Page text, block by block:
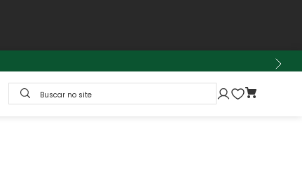
Buscar no site